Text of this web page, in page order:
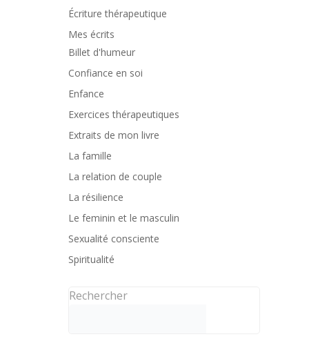
Écriture thérapeutique
Mes écrits
Billet d'humeur
Confiance en soi
Enfance
Exercices thérapeutiques
Extraits de mon livre
La famille
La relation de couple
La résilience
Le feminin et le masculin
Sexualité consciente
Spiritualité
Rechercher